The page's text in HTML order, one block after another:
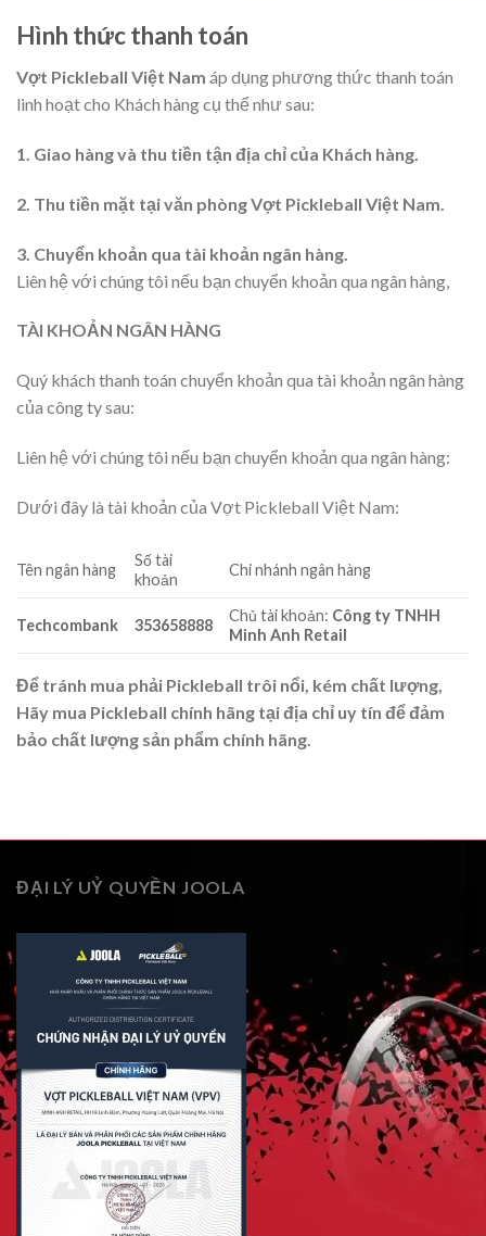
Hình thức thanh toán
Vợt Pickleball Việt Nam áp dụng phương thức thanh toán
linh hoạt cho Khách hàng cụ thể như sau:
1. Giao hàng và thu tiền tận địa chỉ của Khách hàng.
2. Thu tiền mặt tại văn phòng Vợt Pickleball Việt Nam.
3. Chuyển khoản qua tài khoản ngân hàng.
Liên hệ với chúng tôi nếu bạn chuyển khoản qua ngân hàng,
TÀI KHOẢN NGÂN HÀNG
Quý khách thanh toán chuyển khoản qua tài khoản ngân hàng
của công ty sau:
Liên hệ với chúng tôi nếu bạn chuyển khoản qua ngân hàng:
Dưới đây là tài khoản của Vợt Pickleball Việt Nam:
Tên ngân hàng
Số tài
khoản
Chi nhánh ngân hàng
Techcombank 353658888
Chủ tài khoản: Công ty TNHH
Minh Anh Retail
Để tránh mua phải Pickleball trôi nổi, kém chất lượng,
Hãy mua Pickleball chính hãng tại địa chỉ uy tín để đảm
bảo chất lượng sản phẩm chính hãng.
ĐẠI LÝ UỶ QUYỀN JOOLA